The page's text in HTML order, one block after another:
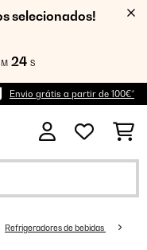
selecionados!
M 23 S
Envio grátis a partir de 100€*
Refrigeradores de bebidas